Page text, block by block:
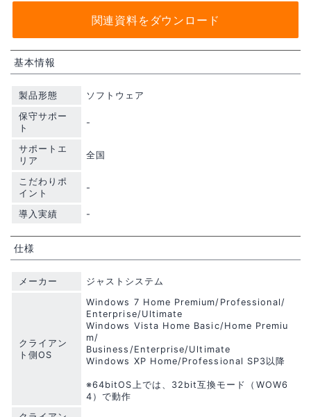
関連資料をダウンロード
基本情報
製品形態
ソフトウェア
保守サポー
ト
-
サポートエ
リア
全国
こだわりポ
イント
-
導入実績 -
仕様
メーカー ジャストシステム
クライアン
ト側OS
Windows 7 Home Premium/Professional/
Enterprise/Ultimate
Windows Vista Home Basic/Home Premiu
m/
Business/Enterprise/Ultimate
Windows XP Home/Professional SP3以降
※64bitOS上では、32bit互換モード（WOW6
4）で動作